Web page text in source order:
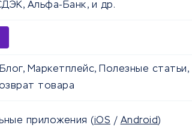
Альфа-Банк, и др.
Маркетплейс, Полезные статьи,
товара
приложения (iOS / Android)